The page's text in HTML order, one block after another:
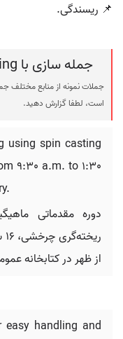
📌 ریسندگی.
جمله سازی با spin casting
جملات نمونه از منابع مختلف
است، لطفا گزارش دهید.
using spin casting
9:30 a.m. to 1:30
دوره مقدماتی
از ظهر در کتابخانه
handling and